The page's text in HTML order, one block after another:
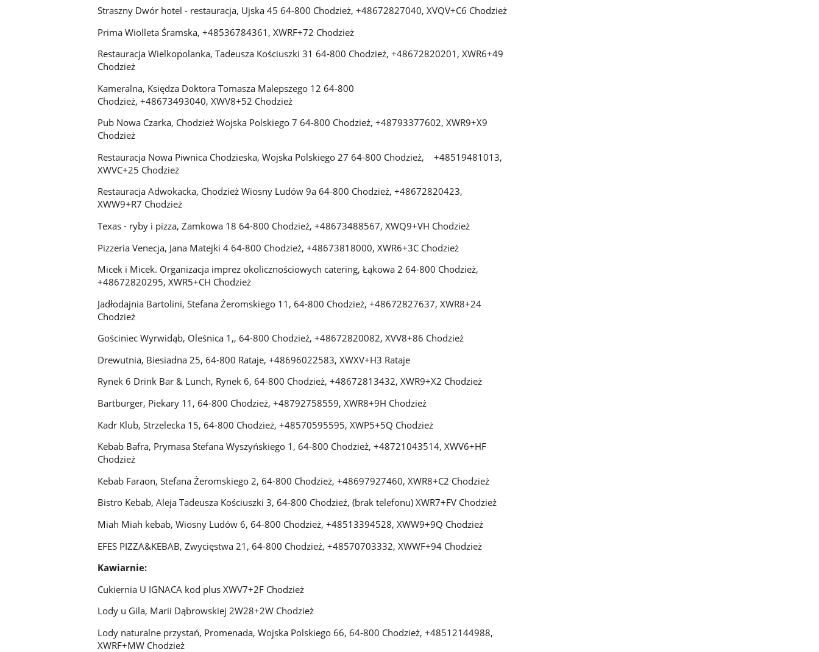
Straszny Dwór hotel - restauracja, Ujska 45 64-800 Chodzież, +48672827040, XVQV+C6 Chodzież
Prima Wiolleta Śramska, +48536784361, XWRF+72 Chodzież
Restauracja Wielkopolanka, Tadeusza Kościuszki 31 64-800 Chodzież, +48672820201, XWR6+49
Chodzież
Kameralna, Księdza Doktora Tomasza Malepszego 12 64-800
Chodzież, +48673493040, XWV8+52 Chodzież
Pub Nowa Czarka, Chodzież Wojska Polskiego 7 64-800 Chodzież, +48793377602, XWR9+X9
Chodzież
Restauracja Nowa Piwnica Chodzieska, Wojska Polskiego 27 64-800 Chodzież, +48519481013,
XWVC+25 Chodzież
Restauracja Adwokacka, Chodzież Wiosny Ludów 9a 64-800 Chodzież, +48672820423,
XWW9+R7 Chodzież
Texas - ryby i pizza, Zamkowa 18 64-800 Chodzież, +48673488567, XWQ9+VH Chodzież
Pizzeria Venecja, Jana Matejki 4 64-800 Chodzież, +48673818000, XWR6+3C Chodzież
Micek i Micek. Organizacja imprez okolicznościowych catering, Łąkowa 2 64-800 Chodzież,
+48672820295, XWR5+CH Chodzież
Jadłodajnia Bartolini, Stefana Żeromskiego 11, 64-800 Chodzież, +48672827637, XWR8+24
Chodzież
Gościniec Wyrwidąb, Oleśnica 1,, 64-800 Chodzież, +48672820082, XVV8+86 Chodzież
Drewutnia, Biesiadna 25, 64-800 Rataje, +48696022583, XWXV+H3 Rataje
Rynek 6 Drink Bar & Lunch, Rynek 6, 64-800 Chodzież, +48672813432, XWR9+X2 Chodzież
Bartburger, Piekary 11, 64-800 Chodzież, +48792758559, XWR8+9H Chodzież
Kadr Klub, Strzelecka 15, 64-800 Chodzież, +48570595595, XWP5+5Q Chodzież
Kebab Bafra, Prymasa Stefana Wyszyńskiego 1, 64-800 Chodzież, +48721043514, XWV6+HF
Chodzież
Kebab Faraon, Stefana Żeromskiego 2, 64-800 Chodzież, +48697927460, XWR8+C2 Chodzież
Bistro Kebab, Aleja Tadeusza Kościuszki 3, 64-800 Chodzież, (brak telefonu) XWR7+FV Chodzież
Miah Miah kebab, Wiosny Ludów 6, 64-800 Chodzież, +48513394528, XWW9+9Q Chodzież
EFES PIZZA&KEBAB, Zwycięstwa 21, 64-800 Chodzież, +48570703332, XWWF+94 Chodzież
Kawiarnie:
Cukiernia U IGNACA kod plus XWV7+2F Chodzież
Lody u Gila, Marii Dąbrowskiej 2W28+2W Chodzież
Lody naturalne przystań, Promenada, Wojska Polskiego 66, 64-800 Chodzież, +48512144988,
XWRF+MW Chodzież